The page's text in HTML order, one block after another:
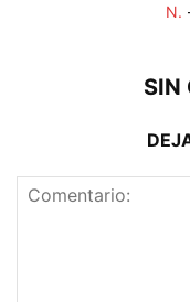
N.
SIN